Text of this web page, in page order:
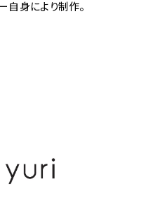
自身により制作。